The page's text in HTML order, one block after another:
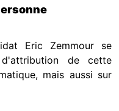
Eric Zemmour se
de cette
mais aussi sur